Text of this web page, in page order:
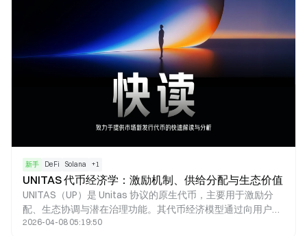
新手 DeFi Solana +1
UNITAS 代币经济学：激励机制、供给分配与生态价值
UNITAS（UP）是 Unitas 协议的原生代币，主要用于激励分
配、生态协调与潜在治理功能。其代币经济模型通过向用户、
流动性提供者与生态参与者分配代币，推动稳定币 USDu 的使
2026-04-08 05:19:50